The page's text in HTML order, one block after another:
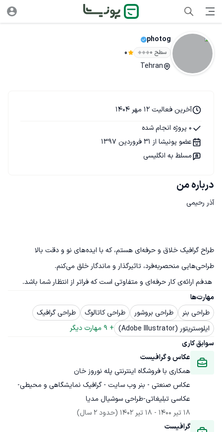
photog
سطح ۰ 0
Tehran
درباره من
طراح گرافیک خلاق و حرفه‌ای هستم، که با ایده‌های نو و دقت بالا
مهارت‌ها
طراحی بنر
طراحی بروشور طراحی کاتالوگ
طراحی گرافیک
ایلوستریتور (Adobe Illustrator)
+
9 مهارت دیگر
سوابق کاری
عکاس و گرافیست
همکاری با فروشگاه اینترنتی پله نوروز خان
عکاس صنعتی - بنر وب سایت - گرافیک نمایشگاهی و محیطی-
عکاسی تبلیغاتی-طراحی سوشیال مدیا
18 تیر 1400
- 18 تیر 1402
(حدود 2 سال)
گرافیست
آخرین فعالیت 12 مهر 1404
0 پروژه انجام شده
عضو پونیشا از 31 فروردین 1397
مسلط به انگلیسی